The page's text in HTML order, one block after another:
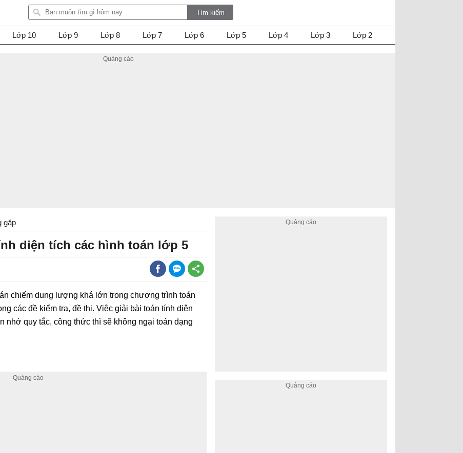
Lớp 10 Lớp 9 Lớp 8 Lớp 7 Lớp 6 Lớp 5 Lớp 4 Lớp 3 Lớp 2
gặp
diện tích các hình toán lớp 5
chiếm dung lượng khá lớn trong chương trình toán
các đề kiểm tra, đề thi. Việc giải bài toán tính diện
nhớ quy tắc, công thức thì sẽ không ngại toán dạng